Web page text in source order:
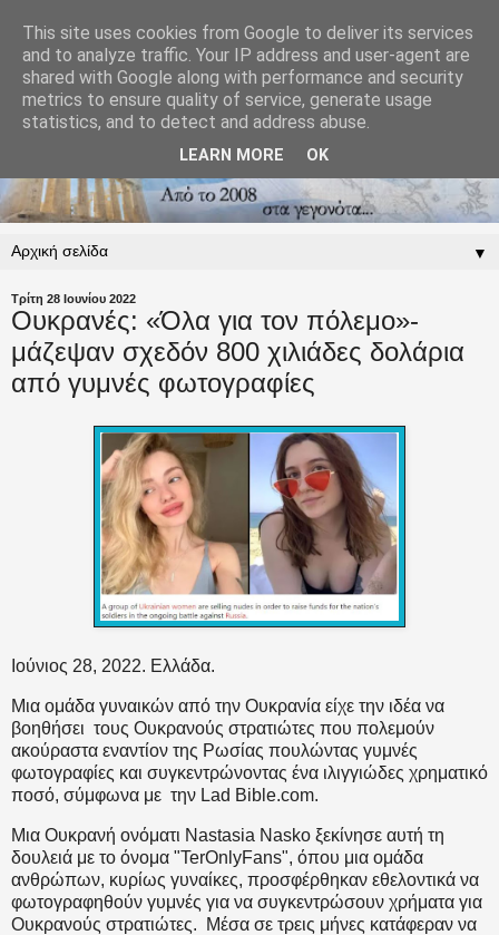
▼
Τρίτη 28 Ιουνίου 2022
Ουκρανές: «Όλα για τον πόλεμο»-
μάζεψαν σχεδόν 800 χιλιάδες δολάρια
από γυμνές φωτογραφίες
Ιούνιος 28, 2022. Ελλάδα.
Μια ομάδα γυναικών από την Ουκρανία είχε την ιδέα να
βοηθήσει τους Ουκρανούς στρατιώτες που πολεμούν
ακούραστα εναντίον της Ρωσίας πουλώντας γυμνές
φωτογραφίες και συγκεντρώνοντας ένα ιλιγγιώδες χρηματικό
ποσό, σύμφωνα με την Lad Bible.com.
Μια Ουκρανή ονόματι Nastasia Nasko ξεκίνησε αυτή τη
δουλειά με το όνομα "TerOnlyFans", όπου μια ομάδα
ανθρώπων, κυρίως γυναίκες, προσφέρθηκαν εθελοντικά να
φωτογραφηθούν γυμνές για να συγκεντρώσουν χρήματα για
Ουκρανούς στρατιώτες. Μέσα σε τρεις μήνες κατάφεραν να
This site uses cookies from Google to deliver its services
and to analyze traffic. Your IP address and user-agent are
shared with Google along with performance and security
metrics to ensure quality of service, generate usage
statistics, and to detect and address abuse.
LEARN MORE OK